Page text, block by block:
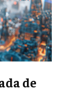
de